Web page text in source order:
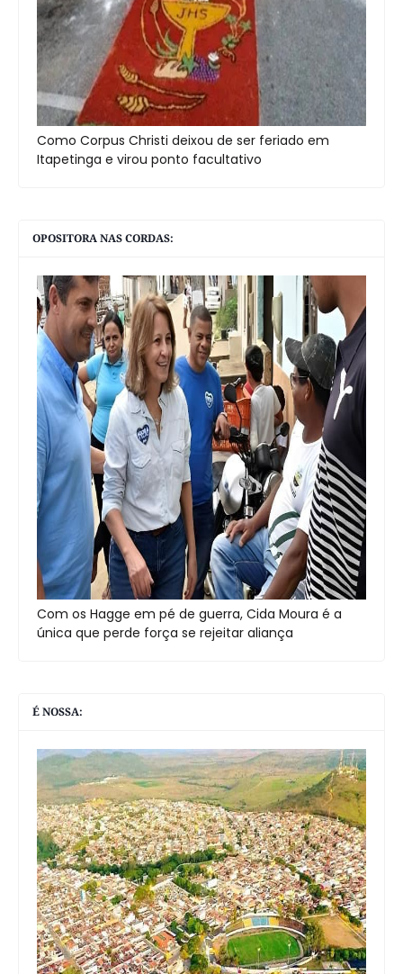
Como Corpus Christi deixou de ser feriado em
Itapetinga e virou ponto facultativo
OPOSITORA NAS CORDAS:
Com os Hagge em pé de guerra, Cida Moura é a
única que perde força se rejeitar aliança
É NOSSA: